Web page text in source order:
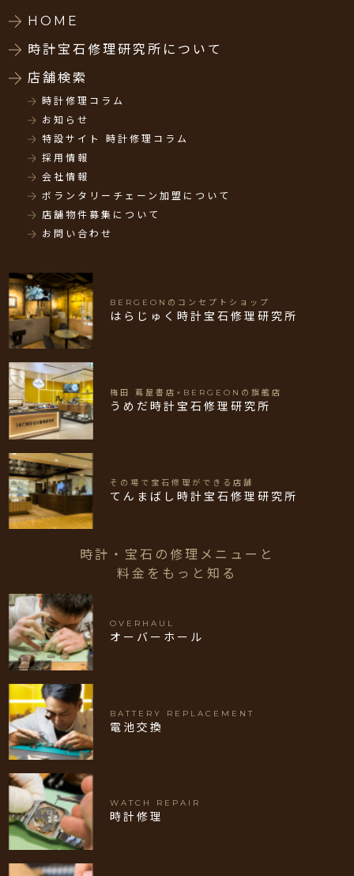
HOME
時計宝石修理研究所について
店舗検索
時計修理コラム
お知らせ
特設サイト 時計修理コラム
採用情報
会社情報
ボランタリーチェーン加盟について
店舗物件募集について
お問い合わせ
BERGEONのコンセプトショップ
はらじゅく時計宝石修理研究所
梅田 蔦屋書店×BERGEONの旗艦店
うめだ時計宝石修理研究所
その場で宝石修理ができる店舗
てんまばし時計宝石修理研究所
時計・宝石の修理メニューと
料金をもっと知る
OVERHAUL
オーバーホール
BATTERY REPLACEMENT
電池交換
WATCH REPAIR
時計修理